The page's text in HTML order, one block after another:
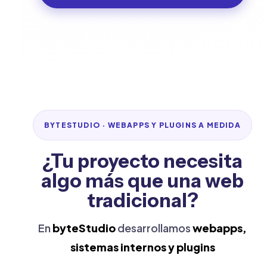
BYTESTUDIO · WEBAPPS Y PLUGINS A MEDIDA
¿Tu proyecto necesita
algo más que una web
tradicional?
En byteStudiodesarrollamoswebapps,
sistemas internos y plugins